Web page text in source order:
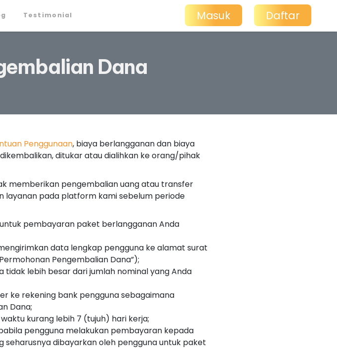
Testimonial Masuk Daftar
Dana
Penggunaan, biaya berlangganan dan biaya
ditukar atau dialihkan ke orang/pihak
memberikan pengembalian uang atau transfer
layanan pada platform kami sebelum periode
pembayaran paket berlangganan Anda
data lengkap pengguna ke alamat surat
Pengembalian Dana”);
lebih besar dari jumlah nominal yang Anda
ke rekening bank pengguna sebagaimana
Dana;
kurang lebih 7 (tujuh) hari kerja;
pengguna melakukan pembayaran kepada
seharusnya dibayarkan oleh pengguna untuk paket